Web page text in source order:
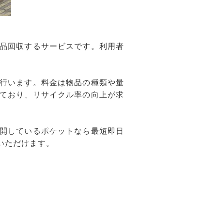
回収するサービスです。利用者
います。料金は物品の種類や量
おり、リサイクル率の向上が求
しているポケットなら最短即日
だけます。